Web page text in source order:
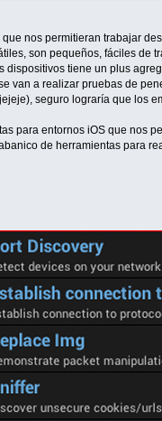
nos permitieran trabajar
son pequeños, fáciles
tiene un plus
van a realizar pruebas de
seguro lograría que los
para entornos iOS que nos
de herramientas para